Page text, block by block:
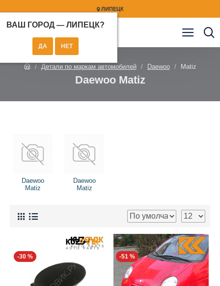
ЛИПЕЦК
ВАШ ГОРОД — ЛИПЕЦК?
Детали по маркам автомобилей Daewoo Matiz
Daewoo Matiz
Daewoo
Matiz
Daewoo
Matiz
-30 % -51 %